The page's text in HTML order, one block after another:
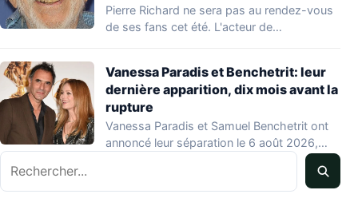
Pierre Richard ne sera pas au rendez-vous
de ses fans cet été. L'acteur de…
Vanessa Paradis et Benchetrit: leur
dernière apparition, dix mois avant la
rupture
Vanessa Paradis et Samuel Benchetrit ont
annoncé leur séparation le 6 août 2026,
Rechercher